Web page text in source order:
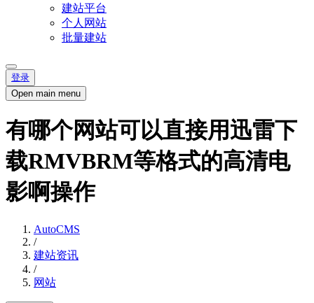
建站平台
个人网站
批量建站
登录
Open main menu
有哪个网站可以直接用迅雷下
载RMVBRM等格式的高清电
影啊操作
AutoCMS
/
建站资讯
/
网站